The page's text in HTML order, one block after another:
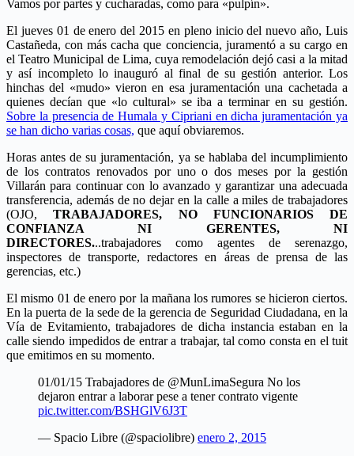
Vamos por partes y cucharadas, como para «pulpín».
El jueves 01 de enero del 2015 en pleno inicio del nuevo año, Luis
Castañeda, con más cacha que conciencia, juramentó a su cargo en
el Teatro Municipal de Lima, cuya remodelación dejó casi a la mitad
y así incompleto lo inauguró al final de su gestión anterior. Los
hinchas del «mudo» vieron en esa juramentación una cachetada a
quienes decían que «lo cultural» se iba a terminar en su gestión.
Sobre la presencia de Humala y Cipriani en dicha juramentación ya
se han dicho varias cosas, que aquí obviaremos.
Horas antes de su juramentación, ya se hablaba del incumplimiento
de los contratos renovados por uno o dos meses por la gestión
Villarán para continuar con lo avanzado y garantizar una adecuada
transferencia, además de no dejar en la calle a miles de trabajadores
(OJO,TRABAJADORES, NO FUNCIONARIOS DE
CONFIANZA NI GERENTES, NI
DIRECTORES...trabajadores como agentes de serenazgo,
inspectores de transporte, redactores en áreas de prensa de las
gerencias, etc.)
El mismo 01 de enero por la mañana los rumores se hicieron ciertos.
En la puerta de la sede de la gerencia de Seguridad Ciudadana, en la
Vía de Evitamiento, trabajadores de dicha instancia estaban en la
calle siendo impedidos de entrar a trabajar, tal como consta en el tuit
que emitimos en su momento.
01/01/15 Trabajadores de @MunLimaSegura No los
dejaron entrar a laborar pese a tener contrato vigente
pic.twitter.com/BSHGlV6J3T
— Spacio Libre (@spaciolibre) enero 2, 2015